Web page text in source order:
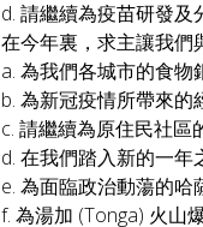
d. 請繼續為疫苗研發及
在今年裏，求主讓我們
a. 為我們各城市的食物
b. 為新冠疫情所帶來的
c. 請繼續為原住民社區
d. 在我們踏入新的一年
e. 為面臨政治動蕩的哈
f. 為湯加 (Tonga) 火山